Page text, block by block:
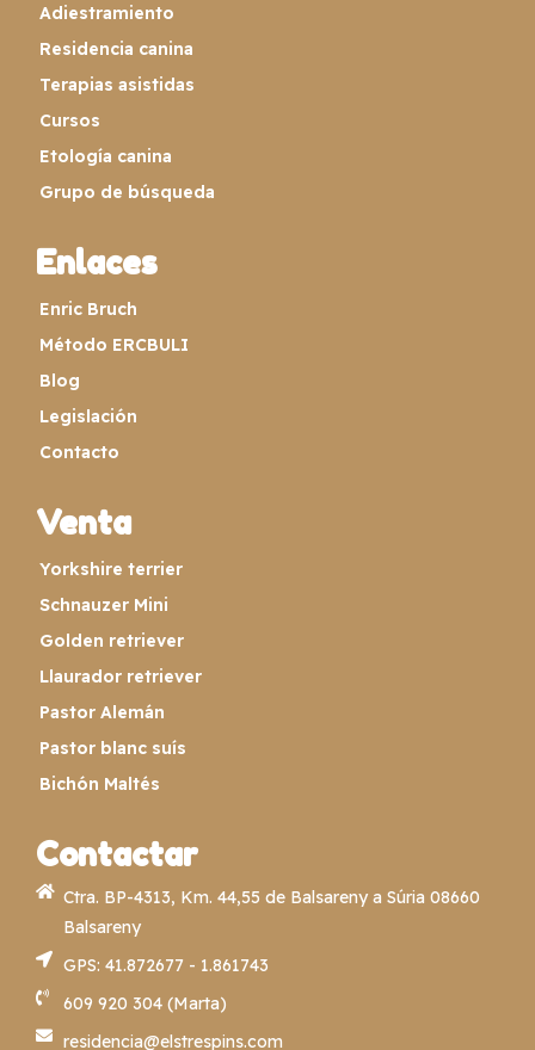
Adiestramiento
Residencia canina
Terapias asistidas
Cursos
Etología canina
Grupo de búsqueda
Enlaces
Enric Bruch
Método ERCBULI
Blog
Legislación
Contacto
Venta
Yorkshire terrier
Schnauzer Mini
Golden retriever
Llaurador retriever
Pastor Alemán
Pastor blanc suís
Bichón Maltés
Contactar
Ctra. BP-4313, Km. 44,55 de Balsareny a Súria 08660
Balsareny
GPS: 41.872677 - 1.861743
609 920 304 (Marta)
residencia@elstrespins.com